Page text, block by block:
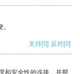
支持[0] 反对[0]
和安全性的连接，并帮